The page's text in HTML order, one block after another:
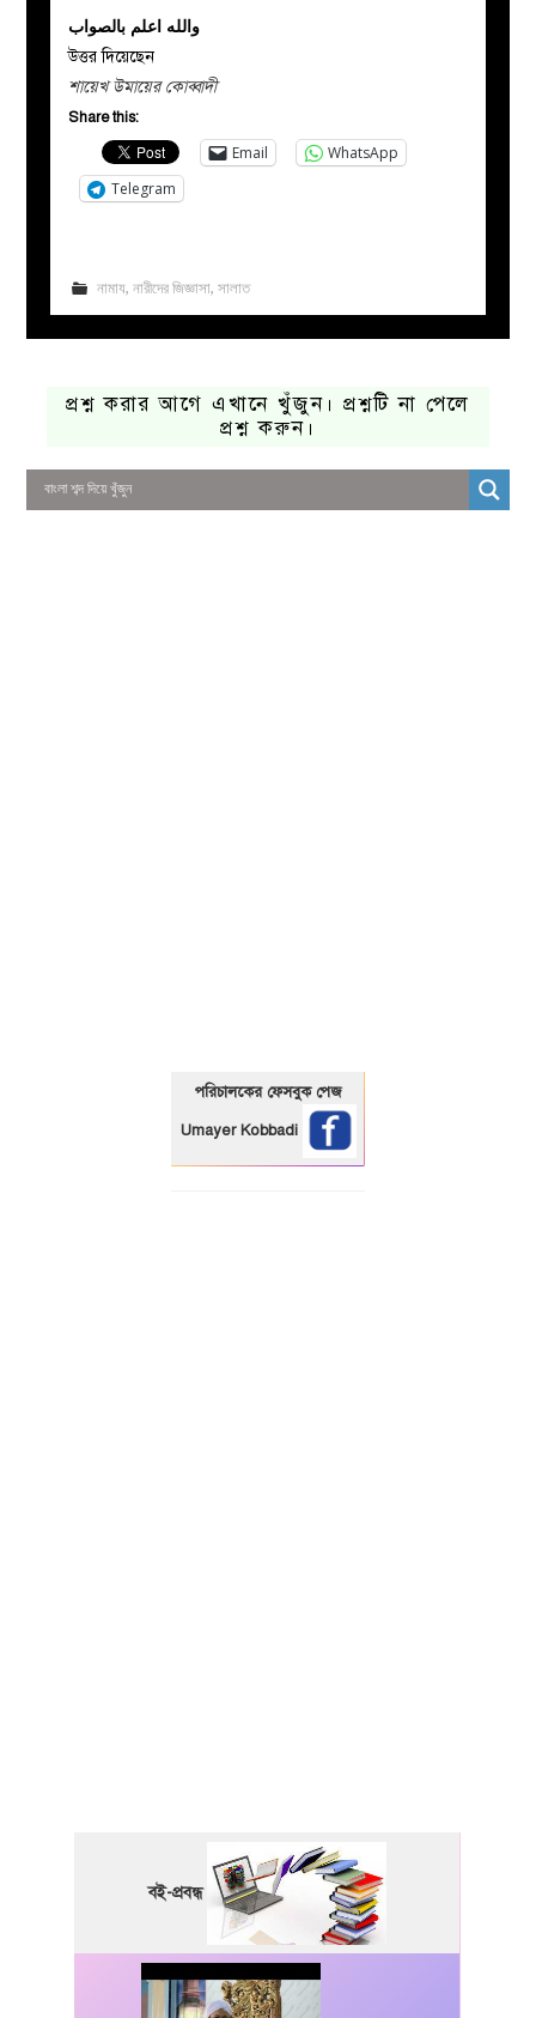
والله اعلم بالصواب
উত্তর দিয়েছেন
শায়েখ উমায়ের কোব্বাদী
Share this:
Email
WhatsApp
Telegram
নামায, নারীদের জিজ্ঞাসা, সালাত
প্রশ্ন করার আগে এখানে খুঁজুন। প্রশ্নটি না পেলে
প্রশ্ন করুন।
পরিচালকের ফেসবুক পেজ
Umayer Kobbadi
বই-প্রবন্ধ